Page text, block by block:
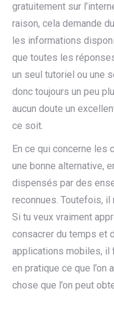
gratuitement sur
raison, cela demande
les informations
que toutes les
un seul tutoriel ou une
donc toujours un peu
aucun doute un
ce soit.
En ce qui concerne les
une bonne alternative,
dispensés par des
reconnues. Toutefois, il
Si tu veux vraiment
consacrer du temps et
applications mobiles, il
en pratique ce que l’on
chose que l’on peut